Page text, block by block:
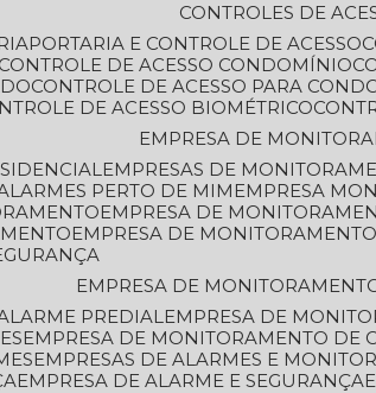
CONTROLES DE
PORTARIA E CONTROLE DE ACESSO
CONTROLE DE ACESSO CONDOMÍNIO
CONTROLE DE ACESSO PARA
DE ACESSO BIOMÉTRICO
EMPRESA DE
EMPRESAS DE
PERTO DE MIM
EMPRESA
EMPRESA DE
EMPRESA DE
EMPRESA DE
PREDIAL
EMPRESA DE
EMPRESA DE MONITORAMENTO DE
EMPRESAS DE ALARMES E
EMPRESA DE ALARME E SEGURANÇA